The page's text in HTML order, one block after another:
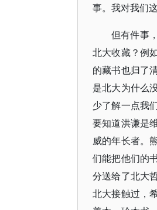
事。我对我们
但有件事
北大收藏？例
的藏书也归了
是北大为什么
少了解一点我
要知道洪谦是
威的年长者。
们能把他们的
分送给了北大
北大接触过，